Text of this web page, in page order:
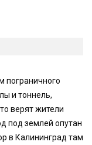
и тоннель,
верят жители
под землей опутан
в Калининград там